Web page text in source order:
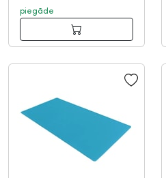
piegāde